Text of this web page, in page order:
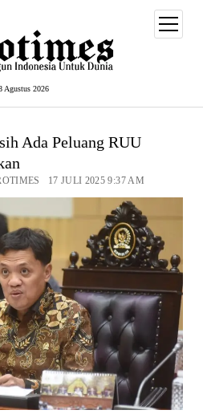
Agustus 2026
open
menu
Ada Peluang RUU
17 JULI 2025 9:37 AM